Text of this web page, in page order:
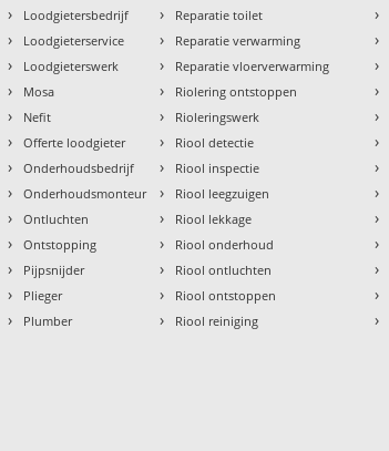
› Loodgietersbedrijf
› Loodgieterservice
› Loodgieterswerk
› Mosa
› Nefit
› Offerte loodgieter
› Onderhoudsbedrijf
› Onderhoudsmonteur
› Ontluchten
› Ontstopping
› Pijpsnijder
› Plieger
› Plumber
› Reparatie toilet
› Reparatie verwarming
› Reparatie vloerverwarming
› Riolering ontstoppen
› Rioleringswerk
› Riool detectie
› Riool inspectie
› Riool leegzuigen
› Riool lekkage
› Riool onderhoud
› Riool ontluchten
› Riool ontstoppen
› Riool reiniging
›
›
›
›
›
›
›
›
›
›
›
›
›